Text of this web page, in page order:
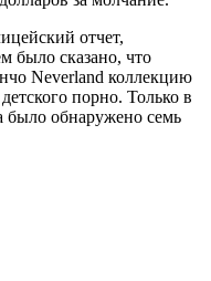
отчет,
было сказано, что
Neverland коллекцию
порно. Только в
было обнаружено семь